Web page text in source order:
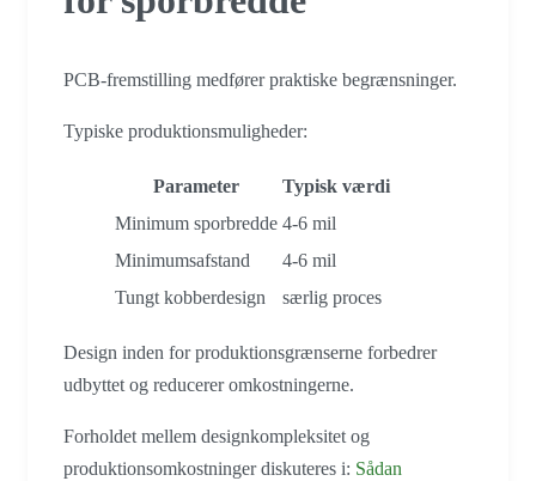
PCB-fremstilling medfører praktiske begrænsninger.
Typiske produktionsmuligheder:
Parameter
Typisk værdi
Minimum sporbredde 4-6 mil
Minimumsafstand
4-6 mil
Tungt kobberdesign
særlig proces
Design inden for produktionsgrænserne forbedrer
udbyttet og reducerer omkostningerne.
Forholdet mellem designkompleksitet og
produktionsomkostninger diskuteres i: Sådan